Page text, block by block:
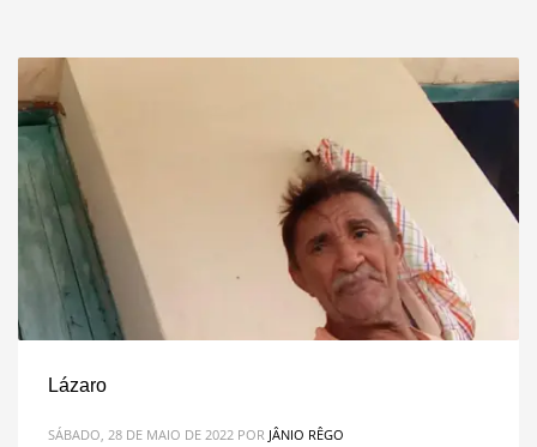
Lázaro
SÁBADO, 28 DE MAIO DE 2022 POR JÂNIO RÊGO